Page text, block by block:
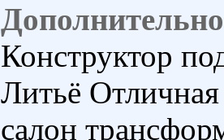
Конструктор
Литьё
салон